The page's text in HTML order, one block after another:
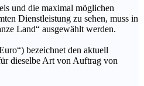
und die maximal möglichen
Dienstleistung zu sehen, muss in
Land“ ausgewählt werden.
bezeichnet den aktuell
dieselbe Art von Auftrag von